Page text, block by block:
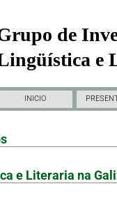
de
e
INICIO
e Literaria na